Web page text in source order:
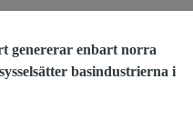
genererar enbart norra
basindustrierna i